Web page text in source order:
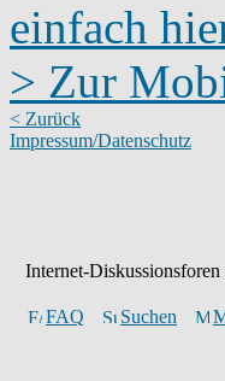
einfach
> Zur
< Zurück
Impressum/Datenschutz
Internet-
FAQ Suchen